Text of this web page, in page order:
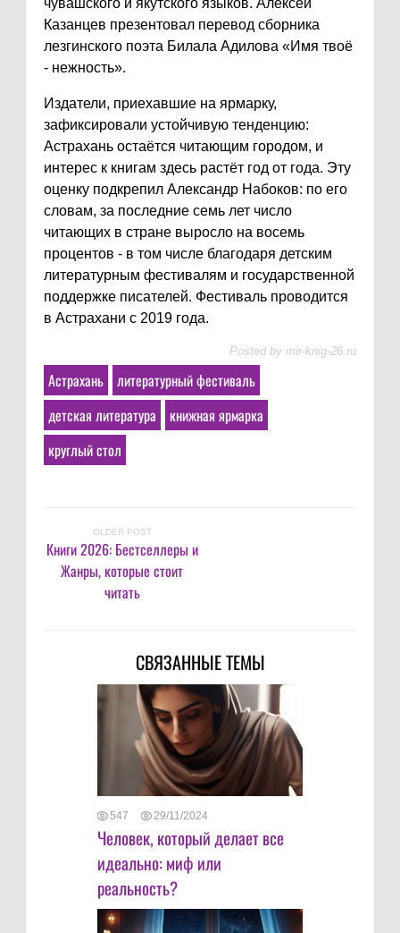
Казанцев презентовал перевод сборника
лезгинского поэта Билала Адилова «Имя твоё
- нежность».
Издатели, приехавшие на ярмарку,
зафиксировали устойчивую тенденцию:
Астрахань остаётся читающим городом, и
интерес к книгам здесь растёт год от года. Эту
оценку подкрепил Александр Набоков: по его
словам, за последние семь лет число
читающих в стране выросло на восемь
процентов - в том числе благодаря детским
литературным фестивалям и государственной
поддержке писателей. Фестиваль проводится
в Астрахани с 2019 года.
Posted by mir-knig-26.ru
Астрахань
литературный фестиваль
детская литература
книжная ярмарка
круглый стол
OLDER POST
Книги 2026: Бестселлеры и
Жанры, которые стоит
читать
СВЯЗАННЫЕ ТЕМЫ
547 29/11/2024
Человек, который делает все
идеально: миф или
реальность?